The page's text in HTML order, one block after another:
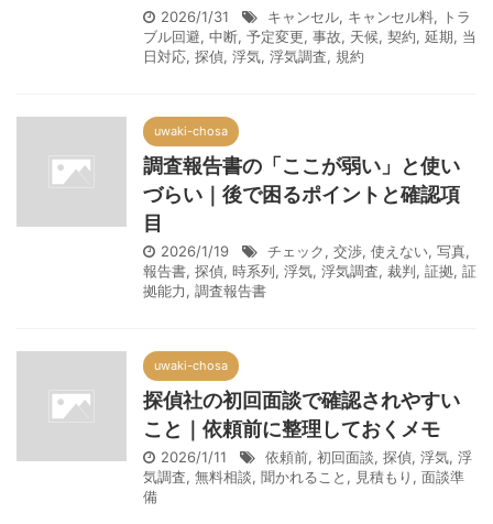
2026/1/31 キャンセル, キャンセル料, トラ
ブル回避, 中断, 予定変更, 事故, 天候, 契約, 延期, 当
日対応, 探偵, 浮気, 浮気調査, 規約
uwaki-chosa
調査報告書の「ここが弱い」と使い
づらい｜後で困るポイントと確認項
目
2026/1/19 チェック, 交渉, 使えない, 写真,
報告書, 探偵, 時系列, 浮気, 浮気調査, 裁判, 証拠, 証
拠能力, 調査報告書
uwaki-chosa
探偵社の初回面談で確認されやすい
こと｜依頼前に整理しておくメモ
2026/1/11 依頼前, 初回面談, 探偵, 浮気, 浮
気調査, 無料相談, 聞かれること , 見積もり , 面談準
備